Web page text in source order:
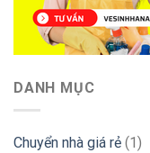
DANH MỤC
Chuyển nhà giá rẻ (1)